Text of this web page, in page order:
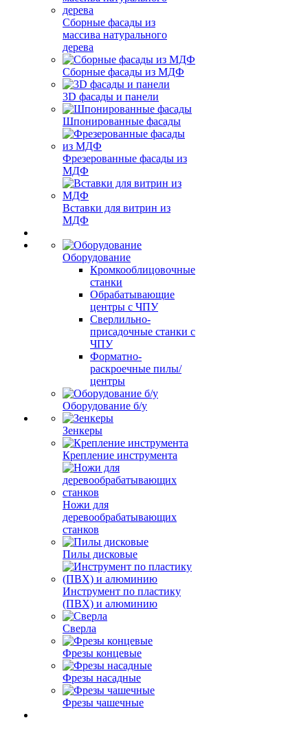
Сборные фасады из
массива натурального
дерева
Сборные фасады из МДФ
3D фасады и панели
Шпонированные фасады
Фрезерованные фасады из
МДФ
Вставки для витрин из
МДФ
Оборудование
Кромкооблицовочные
станки
Обрабатывающие
центры с ЧПУ
Сверлильно-
присадочные станки с
ЧПУ
Форматно-
раскроечные пилы/
центры
Оборудование б/у
Зенкеры
Крепление инструмента
Ножи для
деревообрабатывающих
станков
Пилы дисковые
Инструмент по пластику
(ПВХ) и алюминию
Сверла
Фрезы концевые
Фрезы насадные
Фрезы чашечные